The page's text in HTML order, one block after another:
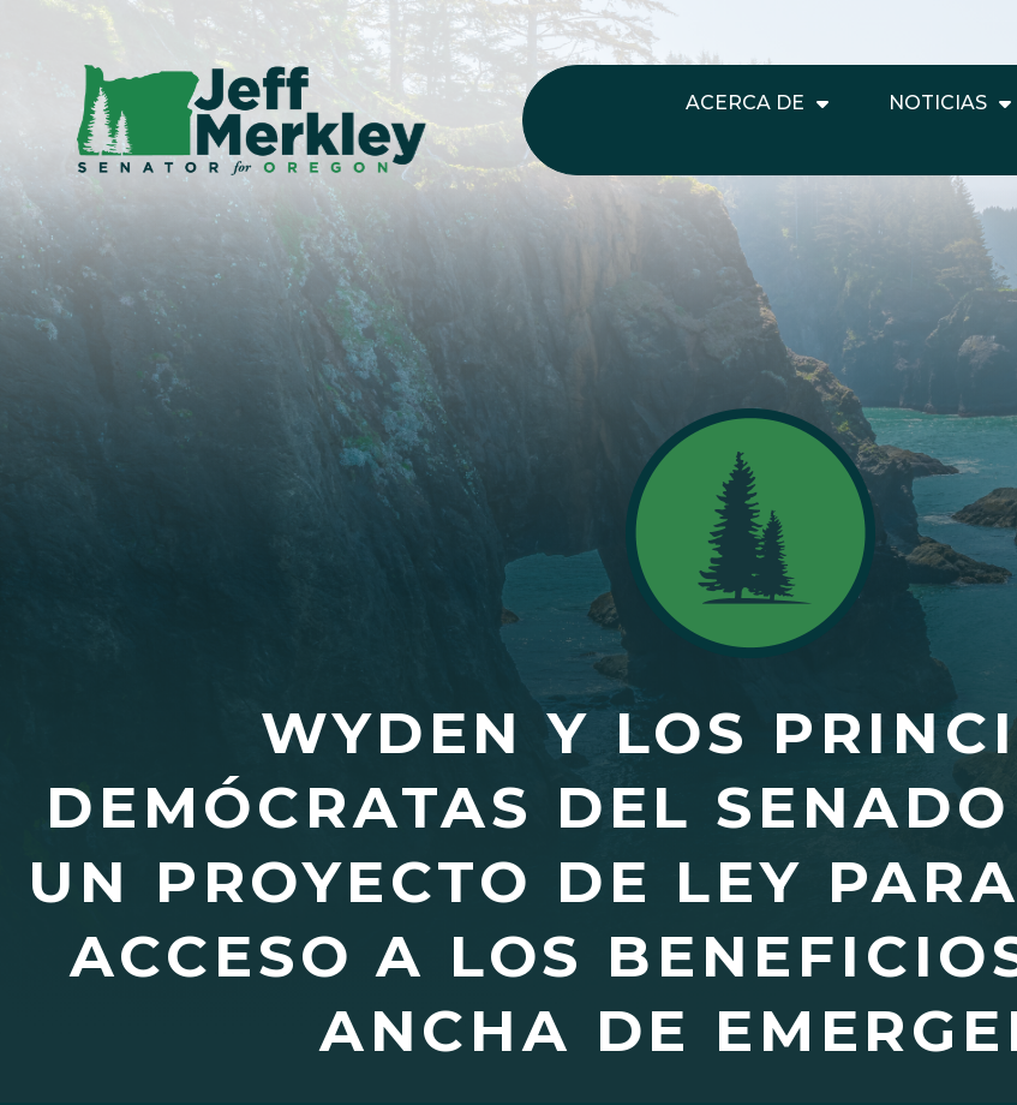
ACERCA DE NOTICIAS
WYDEN Y LOS
DEMÓCRATAS DEL
UN PROYECTO DE LEY
ACCESO A LOS
ANCHA DE